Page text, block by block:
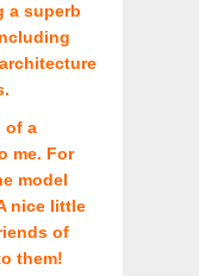
a superb
of a
me. For
model
nice little
of
them!